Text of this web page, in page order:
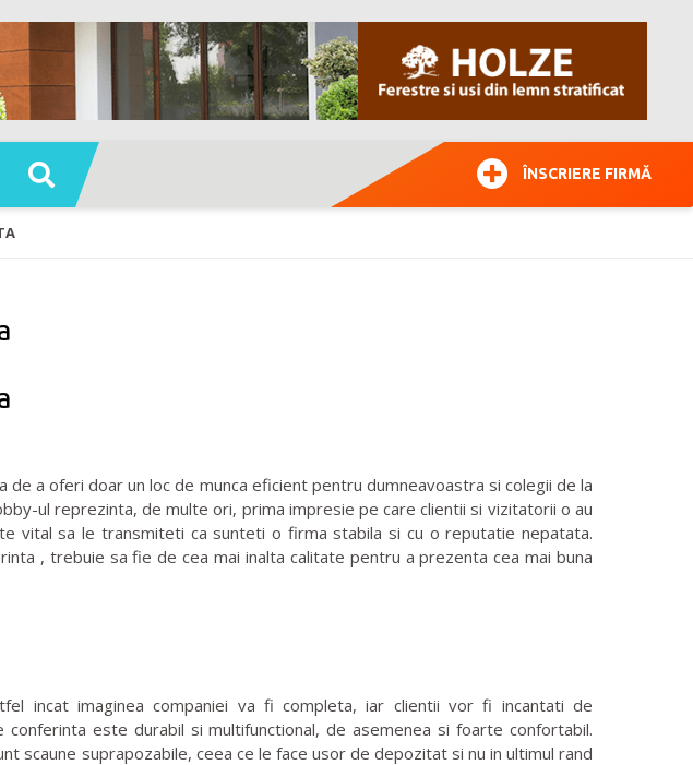
ÎNSCRIERE FIRMĂ
a oferi doar un loc de munca eficient pentru dumneavoastra si colegii de la
ul reprezinta, de multe ori, prima impresie pe care clientii si vizitatorii o au
vital sa le transmiteti ca sunteti o firma stabila si cu o reputatie nepatata.
, trebuie sa fie de cea mai inalta calitate pentru a prezenta cea mai buna
incat imaginea companiei va fi completa, iar clientii vor fi incantati de
este durabil si multifunctional, de asemenea si foarte confortabil.
suprapozabile, ceea ce le face usor de depozitat si nu in ultimul rand